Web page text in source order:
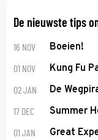
De nieuwste tips
16 NOV Boeien!
01 NOV Kung Fu
02 JAN De
17 DEC Summer
01 JAN Great